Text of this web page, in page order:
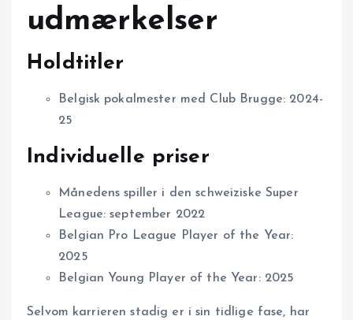
udmærkelser
Holdtitler
Belgisk pokalmester med Club Brugge: 2024-
25
Individuelle priser
Månedens spiller i den schweiziske Super
League: september 2022
Belgian Pro League Player of the Year:
2025
Belgian Young Player of the Year: 2025
Selvom karrieren stadig er i sin tidlige fase, har